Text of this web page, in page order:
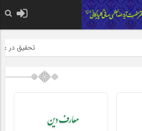
تحقیق در